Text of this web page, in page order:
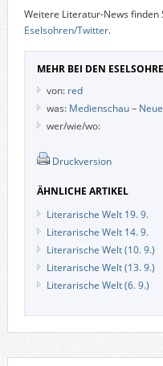
Weitere Literatur-News finden
Eselsohren/Twitter.
MEHR BEI DEN
von: red
was: Medienschau–
wer/wie/wo:
Druckversion
ÄHNLICHE ARTIKEL
Literarische Welt 19. 9.
Literarische Welt 14. 9.
Literarische Welt (10. 9.)
Literarische Welt (13. 9.)
Literarische Welt (6. 9.)